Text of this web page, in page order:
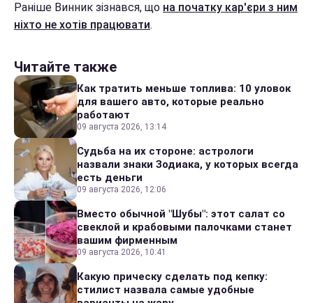
Раніше Винник зізнався, що на початку кар'єри з ним
ніхто не хотів працювати.
Читайте также
Как тратить меньше топлива: 10 уловок
для вашего авто, которые реально
работают
09 августа 2026, 13:14
Судьба на их стороне: астрологи
назвали знаки Зодиака, у которых всегда
есть деньги
09 августа 2026, 12:06
Вместо обычной "Шубы": этот салат со
свеклой и крабовыми палочками станет
вашим фирменным
09 августа 2026, 10:41
Какую прическу сделать под кепку:
стилист назвала самые удобные